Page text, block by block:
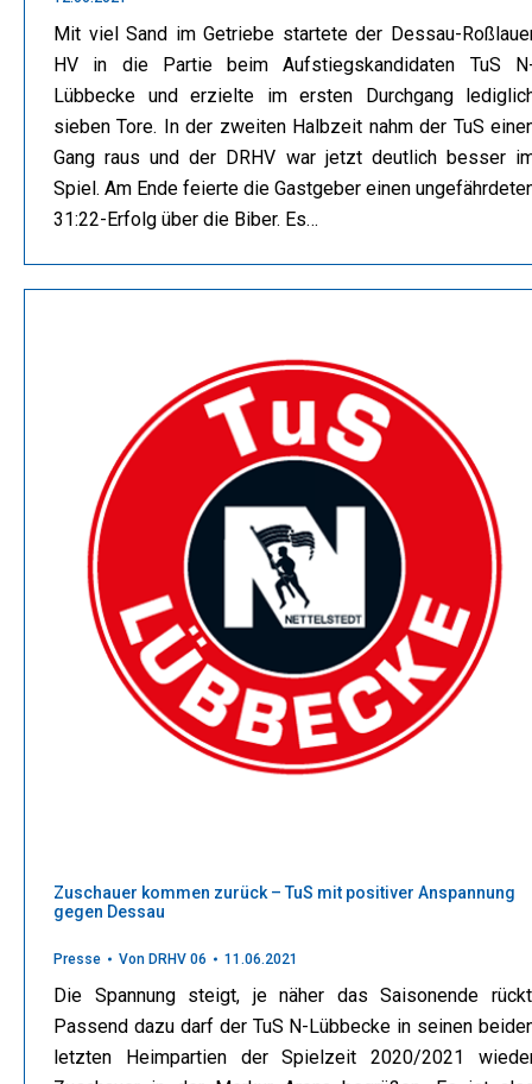
Mit viel Sand im Getriebe startete der Dessau-
HV in die Partie beim Aufstiegskandidaten TuS
Lübbecke und erzielte im ersten Durchgang
sieben Tore. In der zweiten Halbzeit nahm der TuS
Gang raus und der DRHV war jetzt deutlich besser
Spiel. Am Ende feierte die Gastgeber einen
31:22-Erfolg über die Biber. Es…
Zuschauer kommen zurück – TuS mit positiver Anspannung
gegen Dessau
Presse Von DRHV 06 11.06.2021
Die Spannung steigt, je näher das Saisonende
Passend dazu darf der TuS N-Lübbecke in seinen
letzten Heimpartien der Spielzeit 2020/2021